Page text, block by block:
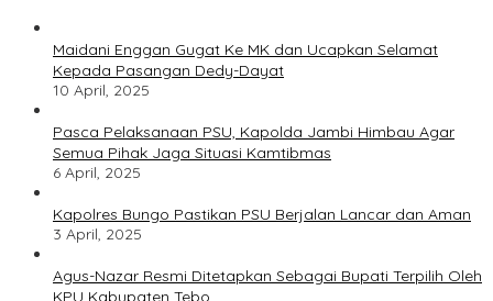
Maidani Enggan Gugat Ke MK dan Ucapkan Selamat
Kepada Pasangan Dedy-Dayat
10 April, 2025
Pasca Pelaksanaan PSU, Kapolda Jambi Himbau Agar
Semua Pihak Jaga Situasi Kamtibmas
6 April, 2025
Kapolres Bungo Pastikan PSU Berjalan Lancar dan Aman
3 April, 2025
Agus-Nazar Resmi Ditetapkan Sebagai Bupati Terpilih Oleh
KPU Kabupaten Tebo